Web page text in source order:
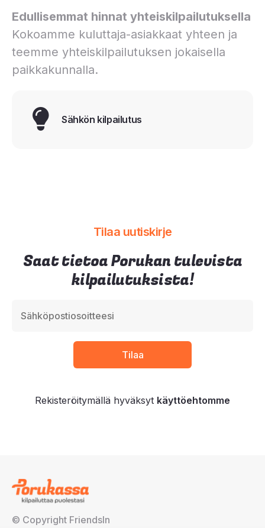
Edullisemmat hinnat yhteiskilpailutuksella
Kokoamme kuluttaja-asiakkaat yhteen ja
teemme yhteiskilpailutuksen jokaisella
paikkakunnalla.
Sähkön kilpailutus
Tilaa uutiskirje
Saat tietoa Porukan tulevista
kilpailutuksista!
Rekisteröitymällä hyväksyt käyttöehtomme
© Copyright FriendsIn